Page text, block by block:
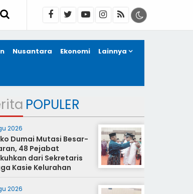
Nusantara Ekonomi Lainnya
POPULER
2026
Dumai Mutasi Besar-
48 Pejabat
dari Sekretaris
Kasie Kelurahan
2026